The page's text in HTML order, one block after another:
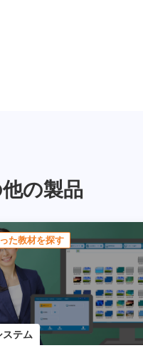
の製品
た教材を探す
テム